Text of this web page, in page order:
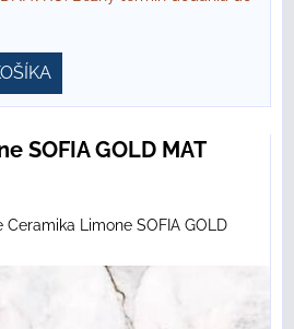
SOFIA GOLD MAT
Ceramika Limone SOFIA GOLD